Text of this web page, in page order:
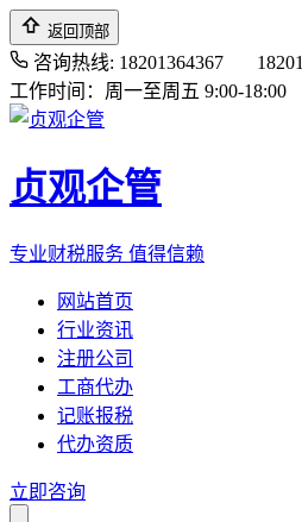
返回顶部
咨询热线: 18201364367
工作时间：周一至周五 9:00-18:00
贞观企管
专业财税服务 值得信赖
网站首页
行业资讯
注册公司
工商代办
记账报税
代办资质
立即咨询